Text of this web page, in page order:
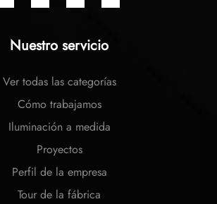
Nuestro servicio
Ver todas las categorías
Cómo trabajamos
Iluminación a medida
Proyectos
Perfil de la empresa
Tour de la fábrica